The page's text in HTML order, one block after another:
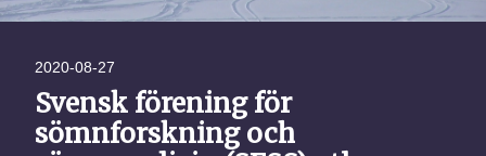
2020-08-27
Svensk förening för
sömnforskning och